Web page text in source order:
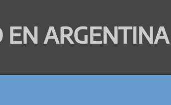
EN ARGENTINA